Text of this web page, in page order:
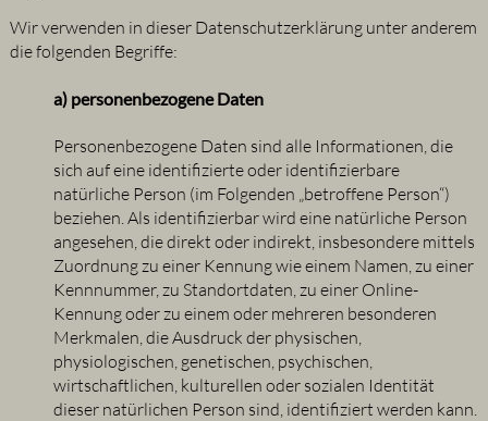
Wir verwenden in dieser Datenschutzerklärung unter anderem
die folgenden Begriffe:
a) personenbezogene Daten
Personenbezogene Daten sind alle Informationen, die
sich auf eine identifizierte oder identifizierbare
natürliche Person (im Folgenden „betroffene Person“)
beziehen. Als identifizierbar wird eine natürliche Person
angesehen, die direkt oder indirekt, insbesondere mittels
Zuordnung zu einer Kennung wie einem Namen, zu einer
Kennnummer, zu Standortdaten, zu einer Online-
Kennung oder zu einem oder mehreren besonderen
Merkmalen, die Ausdruck der physischen,
physiologischen, genetischen, psychischen,
wirtschaftlichen, kulturellen oder sozialen Identität
dieser natürlichen Person sind, identifiziert werden kann.